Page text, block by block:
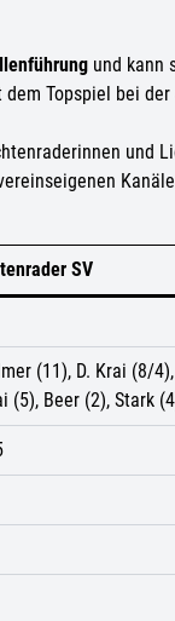
und kann
dem Topspiel bei der
und
SV
(11), D. Krai (8/
(5), Beer (2), Stark